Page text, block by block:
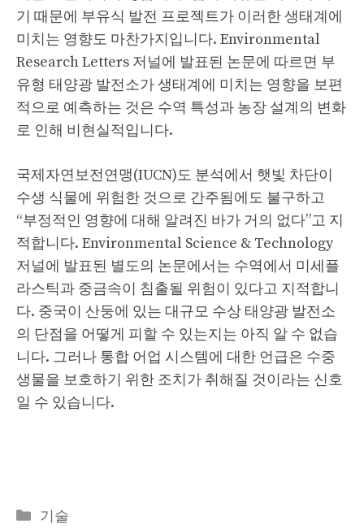
기 때문에 부유식 발전 프로젝트가 이러한 생태계에
미치는 영향도 마찬가지입니다. Environmental
Research Letters 저널에 발표된 논문에 따르면 부
유형 태양광 발전소가 생태계에 미치는 영향을 보편
적으로 예측하는 것은 수역 특성과 농장 설계의 변화
로 인해 비현실적입니다.
국제자연보전연맹(IUCN)도 분석에서 햇빛 차단이
수생 식물에 위험한 것으로 간주됨에도 불구하고
“부정적인 영향에 대해 알려진 바가 거의 없다”고 지
적합니다. Environmental Science & Technology
저널에 발표된 별도의 논문에서는 수역에서 미세플
라스틱과 중금속이 침출될 위험이 있다고 지적합니
다. 중국이 산둥에 있는 대규모 수상 태양광 발전소
의 단점을 어떻게 피할 수 있는지는 아직 알 수 없습
니다. 그러나 통합 어업 시스템에 대한 언급은 수중
생물을 보호하기 위한 조치가 취해질 것이라는 신호
일 수 있습니다.
Categories
기술